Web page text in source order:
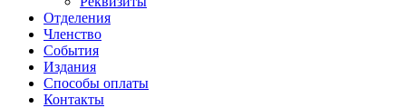
Отделения
Членство
События
Издания
Способы оплаты
Контакты